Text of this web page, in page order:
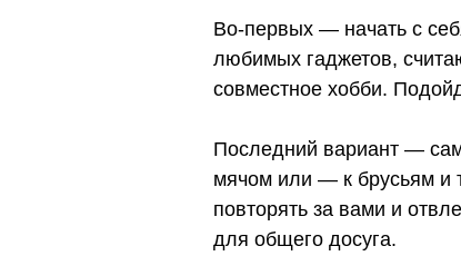
Во-первых — начать с
любимых гаджетов,
совместное хобби.
Последний вариант —
мячом или — к брусьям и
повторять за вами и
для общего досуга.